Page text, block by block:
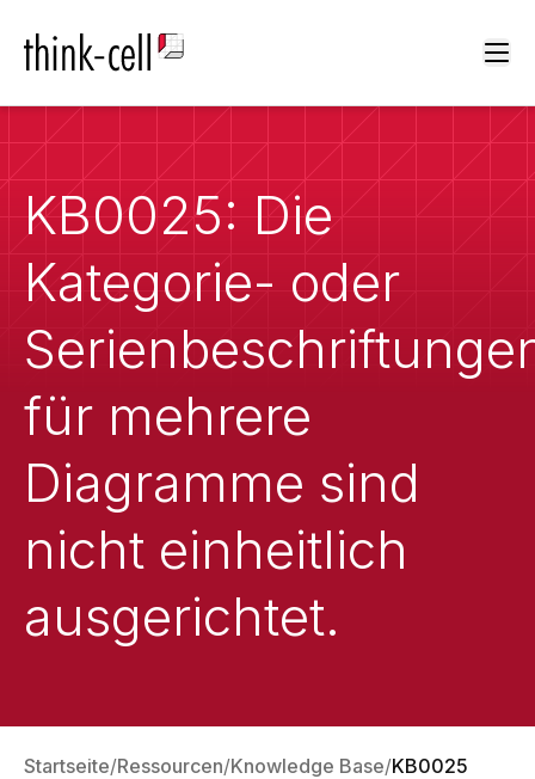
KB0025: Die
Kategorie- oder
für mehrere
Diagramme sind
nicht einheitlich
ausgerichtet.
Startseite Ressourcen Knowledge Base KB0025